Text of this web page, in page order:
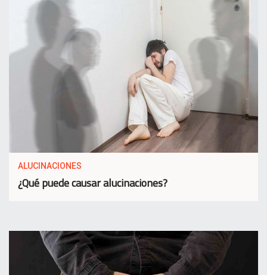
ALUCINACIONES
¿Qué puede causar alucinaciones?